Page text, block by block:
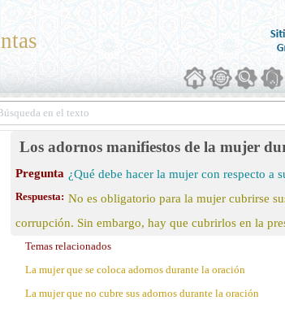
Los adornos manifiestos de la mujer
Pregunta ¿Qué debe hacer la mujer con respecto a
Respuesta: No es obligatorio para la mujer cubrirse
corrupción. Sin embargo, hay que cubrirlos en la
Temas relacionados
La mujer que se coloca adornos durante la oración
La mujer que no cubre sus adornos durante la oración